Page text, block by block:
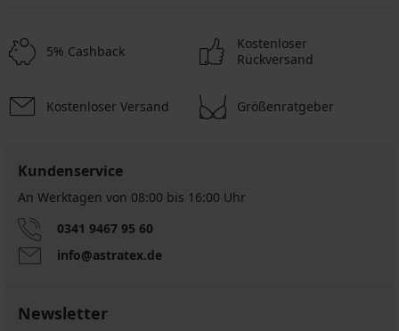
BESTSELLER
Timeless
Kurzes
Satin-
Unterhemd
€
Satin-
Nachthemd
kurz
5% Cashback
Kostenloser
Rückversand
Kostenloser Versand Größenratgeber
Kundenservice
An Werktagen von 08:00 bis 16:00 Uhr
0341 9467 95 60
info@astratex.de
Newsletter